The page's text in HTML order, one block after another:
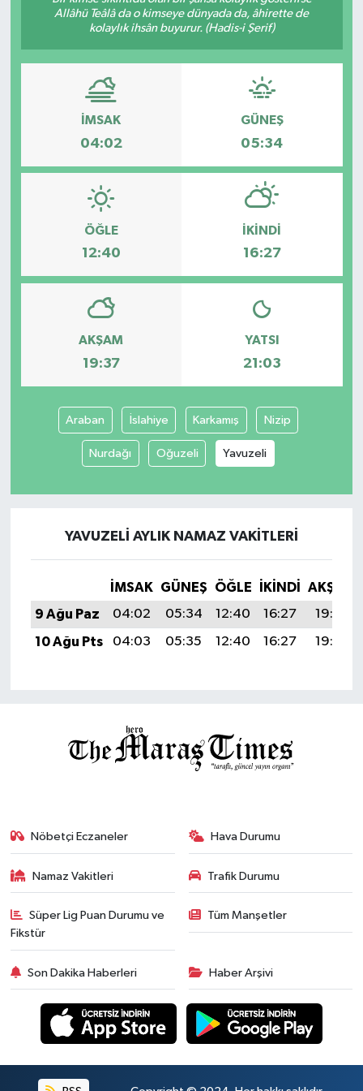
Allâhü Teâlâ da o kimseye dünyada da, âhirette de
kolaylık ihsân buyurur. (Hadis-i Şerif)
İMSAK
04:02
GÜNEŞ
05:34
ÖĞLE
12:40
İKINDI
16:27
AKŞAM
19:37
YATSI
21:03
Araban İslahiye Karkamış Nizip
Nurdağı Oğuzeli Yavuzeli
YAVUZELI AYLIK NAMAZ VAKITLERI
İMSAK GÜNEŞ ÖĞLE İKINDI
AKŞAM
9 Ağu Paz
04:02 05:34 12:40 16:27
19:37
10 Ağu Pts
04:03 05:35 12:40 16:27 19:36
Nöbetçi Eczaneler Hava Durumu
Namaz Vakitleri Trafik Durumu
Süper Lig Puan Durumu ve
Fikstür
Tüm Manşetler
Son Dakika Haberleri Haber Arşivi
KÜLTÜR&SANAT
SAĞLIK
SİYASET
SOSYAL YAŞAM
SPOR
ULUSAL HABERLER